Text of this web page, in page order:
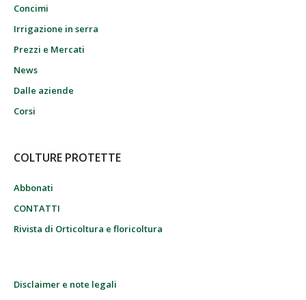
Concimi
Irrigazione in serra
Prezzi e Mercati
News
Dalle aziende
Corsi
COLTURE PROTETTE
Abbonati
CONTATTI
Rivista di Orticoltura e floricoltura
Disclaimer e note legali